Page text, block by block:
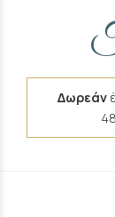
Δωρεάν